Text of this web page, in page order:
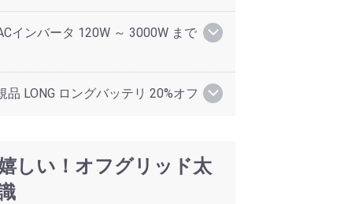
インバータ 120W ～ 3000W まで
LONG ロングバッテリ 20%オフ
しい！オフグリッド太